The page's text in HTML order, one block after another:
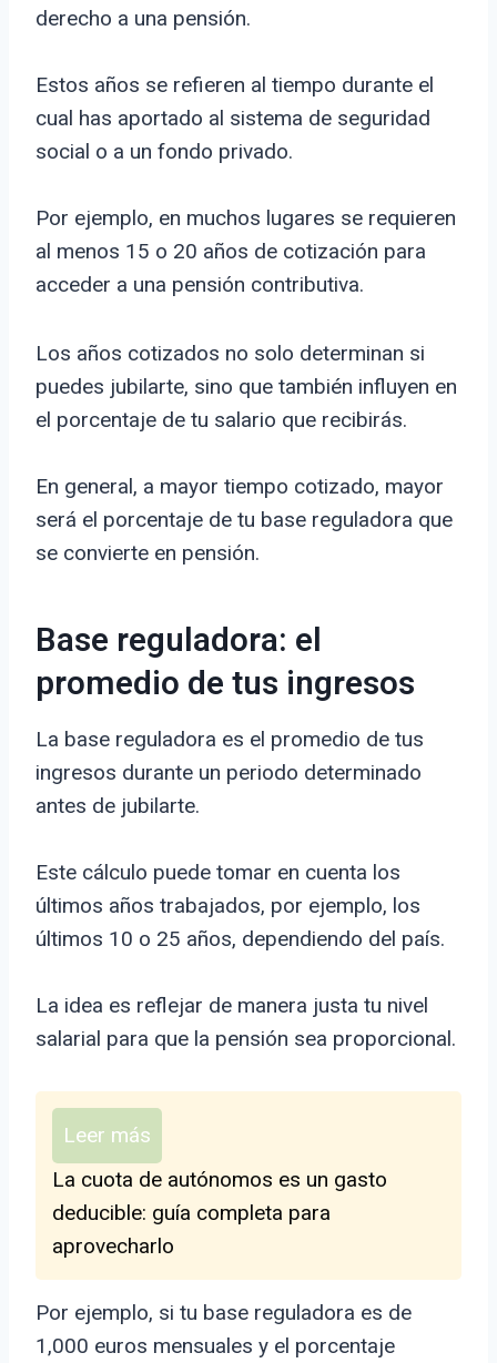
derecho a una pensión.
Estos años se refieren al tiempo durante el
cual has aportado al sistema de seguridad
social o a un fondo privado.
Por ejemplo, en muchos lugares se requieren
al menos 15 o 20 años de cotización para
acceder a una pensión contributiva.
Los años cotizados no solo determinan si
puedes jubilarte, sino que también influyen en
el porcentaje de tu salario que recibirás.
En general, a mayor tiempo cotizado, mayor
será el porcentaje de tu base reguladora que
se convierte en pensión.
Base reguladora: el
promedio de tus ingresos
La base reguladora es el promedio de tus
ingresos durante un periodo determinado
antes de jubilarte.
Este cálculo puede tomar en cuenta los
últimos años trabajados, por ejemplo, los
últimos 10 o 25 años, dependiendo del país.
La idea es reflejar de manera justa tu nivel
salarial para que la pensión sea proporcional.
Leer más
La cuota de autónomos es un gasto
deducible: guía completa para
aprovecharlo
Por ejemplo, si tu base reguladora es de
1,000 euros mensuales y el porcentaje